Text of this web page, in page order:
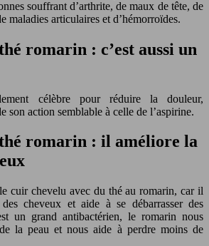
souffrant d’arthrite, de maux de tête, de
maladies articulaires et d’hémorroïdes.
romarin : c’est aussi un
célèbre pour réduire la douleur,
son action semblable à celle de l’aspirine.
romarin : il améliore la
cuir chevelu avec du thé au romarin, car il
cheveux et aide à se débarrasser des
un grand antibactérien, le romarin nous
la peau et nous aide à perdre moins de